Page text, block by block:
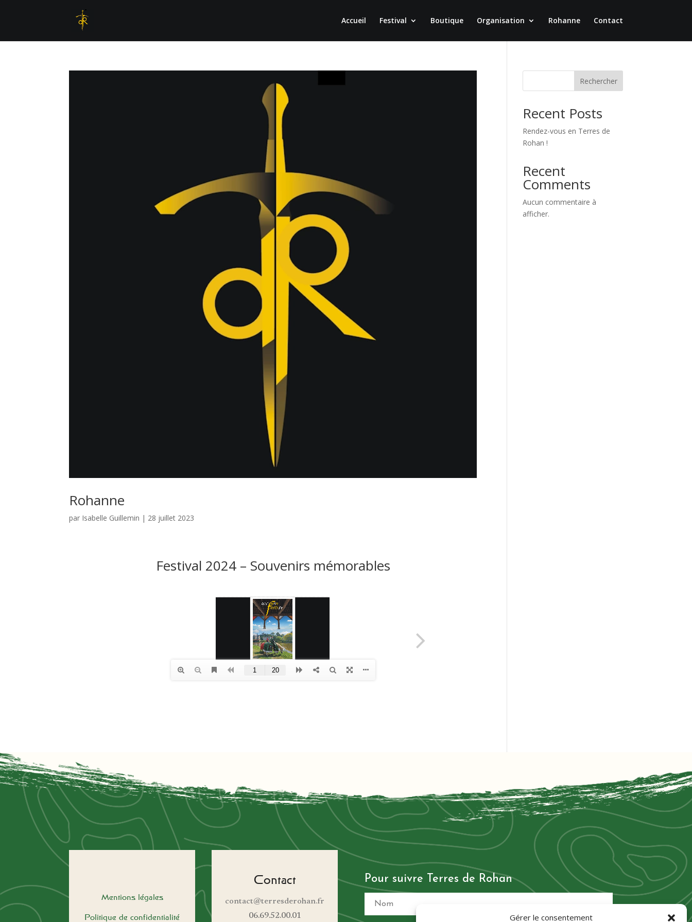
Gérer le consentement
Accueil Festival Boutique Organisation Rohanne Contact
Rohanne
par Isabelle Guillemin | 28 juillet 2023
Festival 2024 – Souvenirs mémorables
Rechercher
Recent Posts
Rendez-vous en Terres de
Rohan !
Recent
Comments
Aucun commentaire à
afficher.
Mentions légales
Politique de confidentialité
Contact
contact@terresderohan.fr
06.69.52.00.01
Pour suivre Terres de Rohan